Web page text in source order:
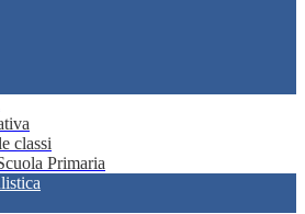
classi
Primaria